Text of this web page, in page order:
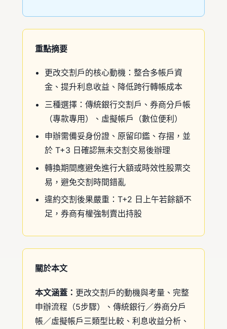
重點摘要
更改交割戶的核心動機：整合多帳戶資
金、提升利息收益、降低跨行轉帳成本
三種選擇：傳統銀行交割戶、券商分戶帳
（專款專用）、虛擬帳戶（數位便利）
申辦需備妥身份證、原留印鑑、存摺，並
於 T+3 日確認無未交割交易後辦理
轉換期間應避免進行大額或時效性股票交
易，避免交割時間錯亂
違約交割後果嚴重：T+2 日上午若餘額不
足，券商有權強制賣出持股
關於本文
本文涵蓋： 更改交割戶的動機與考量、完整
申辦流程（5步驟）、傳統銀行／券商分戶
帳／虛擬帳戶三類型比較、利息收益分析、